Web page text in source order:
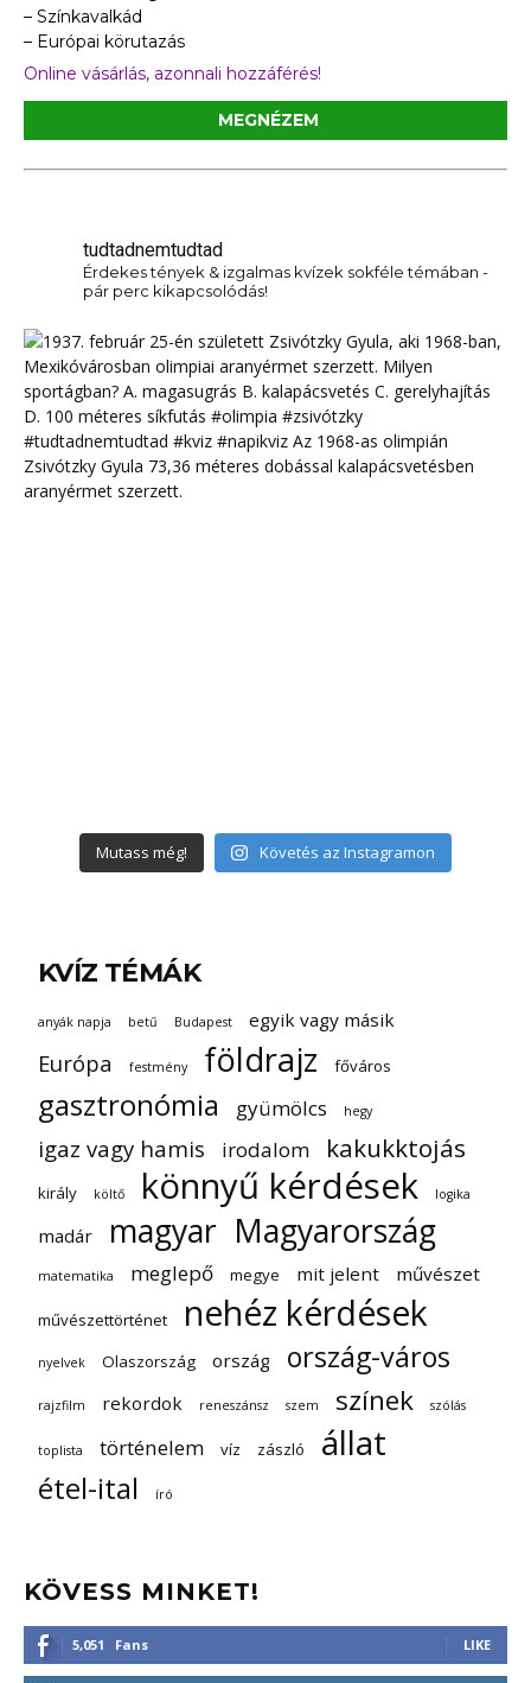
– Színkavalkád
– Európai körutazás
Online vásárlás, azonnali hozzáférés!
MEGNÉZEM
tudtadnemtudtad
Érdekes tények & izgalmas kvízek sokféle témában -
pár perc kikapcsolódás!
Mutass még! Követés az Instagramon
KVÍZ TÉMÁK
anyák napja betű Budapest egyik vagy másik
Európa festmény földrajz főváros
gasztronómia gyümölcs hegy
igaz vagy hamis irodalom kakukktojás
király költő könnyű kérdések logika
madár magyar Magyarország
matematika meglepő megye mit jelent művészet
művészettörténet nehéz kérdések
nyelvek Olaszország ország ország-város
rajzfilm rekordok reneszánsz szem színek szólás
toplista történelem víz zászló állat
étel-ital író
KÖVESS MINKET!
5,051 Fans LIKE